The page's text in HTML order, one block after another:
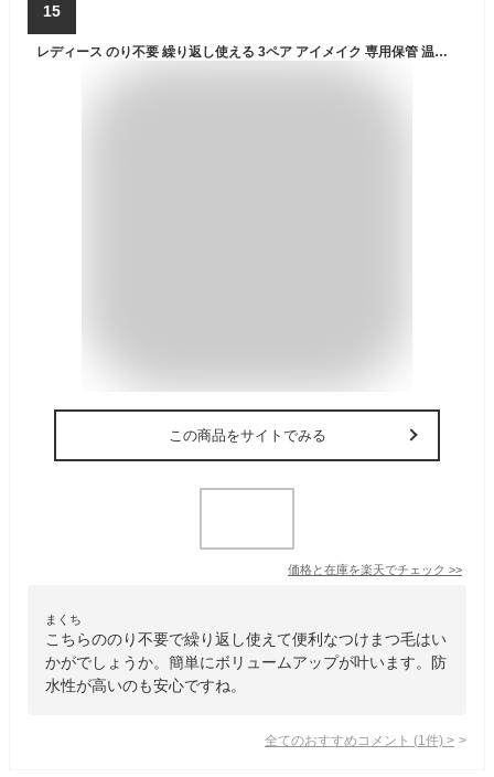
15
レディース のり不要 繰り返し使える 3ペア アイメイク 専用保管 温感 つけまつげ 睫毛 つけまつげ コスメ 大きいサイズ まつ毛 つけま 防水 簡単時短 フェイクまつげ 美容 つけまつげセット 初心者 簡単 ボリューム 春 夏 秋 冬
この商品をサイトでみる
価格と在庫を楽天でチェック >>
まくち
こちらののり不要で繰り返し使えて便利なつけまつ毛はい
かがでしょうか。簡単にボリュームアップが叶います。防
水性が高いのも安心ですね。
全てのおすすめコメント (1 件) >